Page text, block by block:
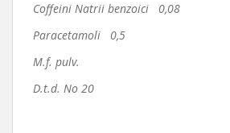
Coffeini Natrii benzoici 0,08
Paracetamoli 0,5
M.f. pulv.
D.t.d. No 20